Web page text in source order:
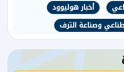
أخبار هوليوود
وصناعة الترف